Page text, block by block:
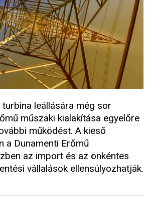
leállására még sor
műszaki kialakítása egyelőre
működést. A kieső
a Dunamenti Erőmű
az import és az önkéntes
vállalások ellensúlyozhatják.